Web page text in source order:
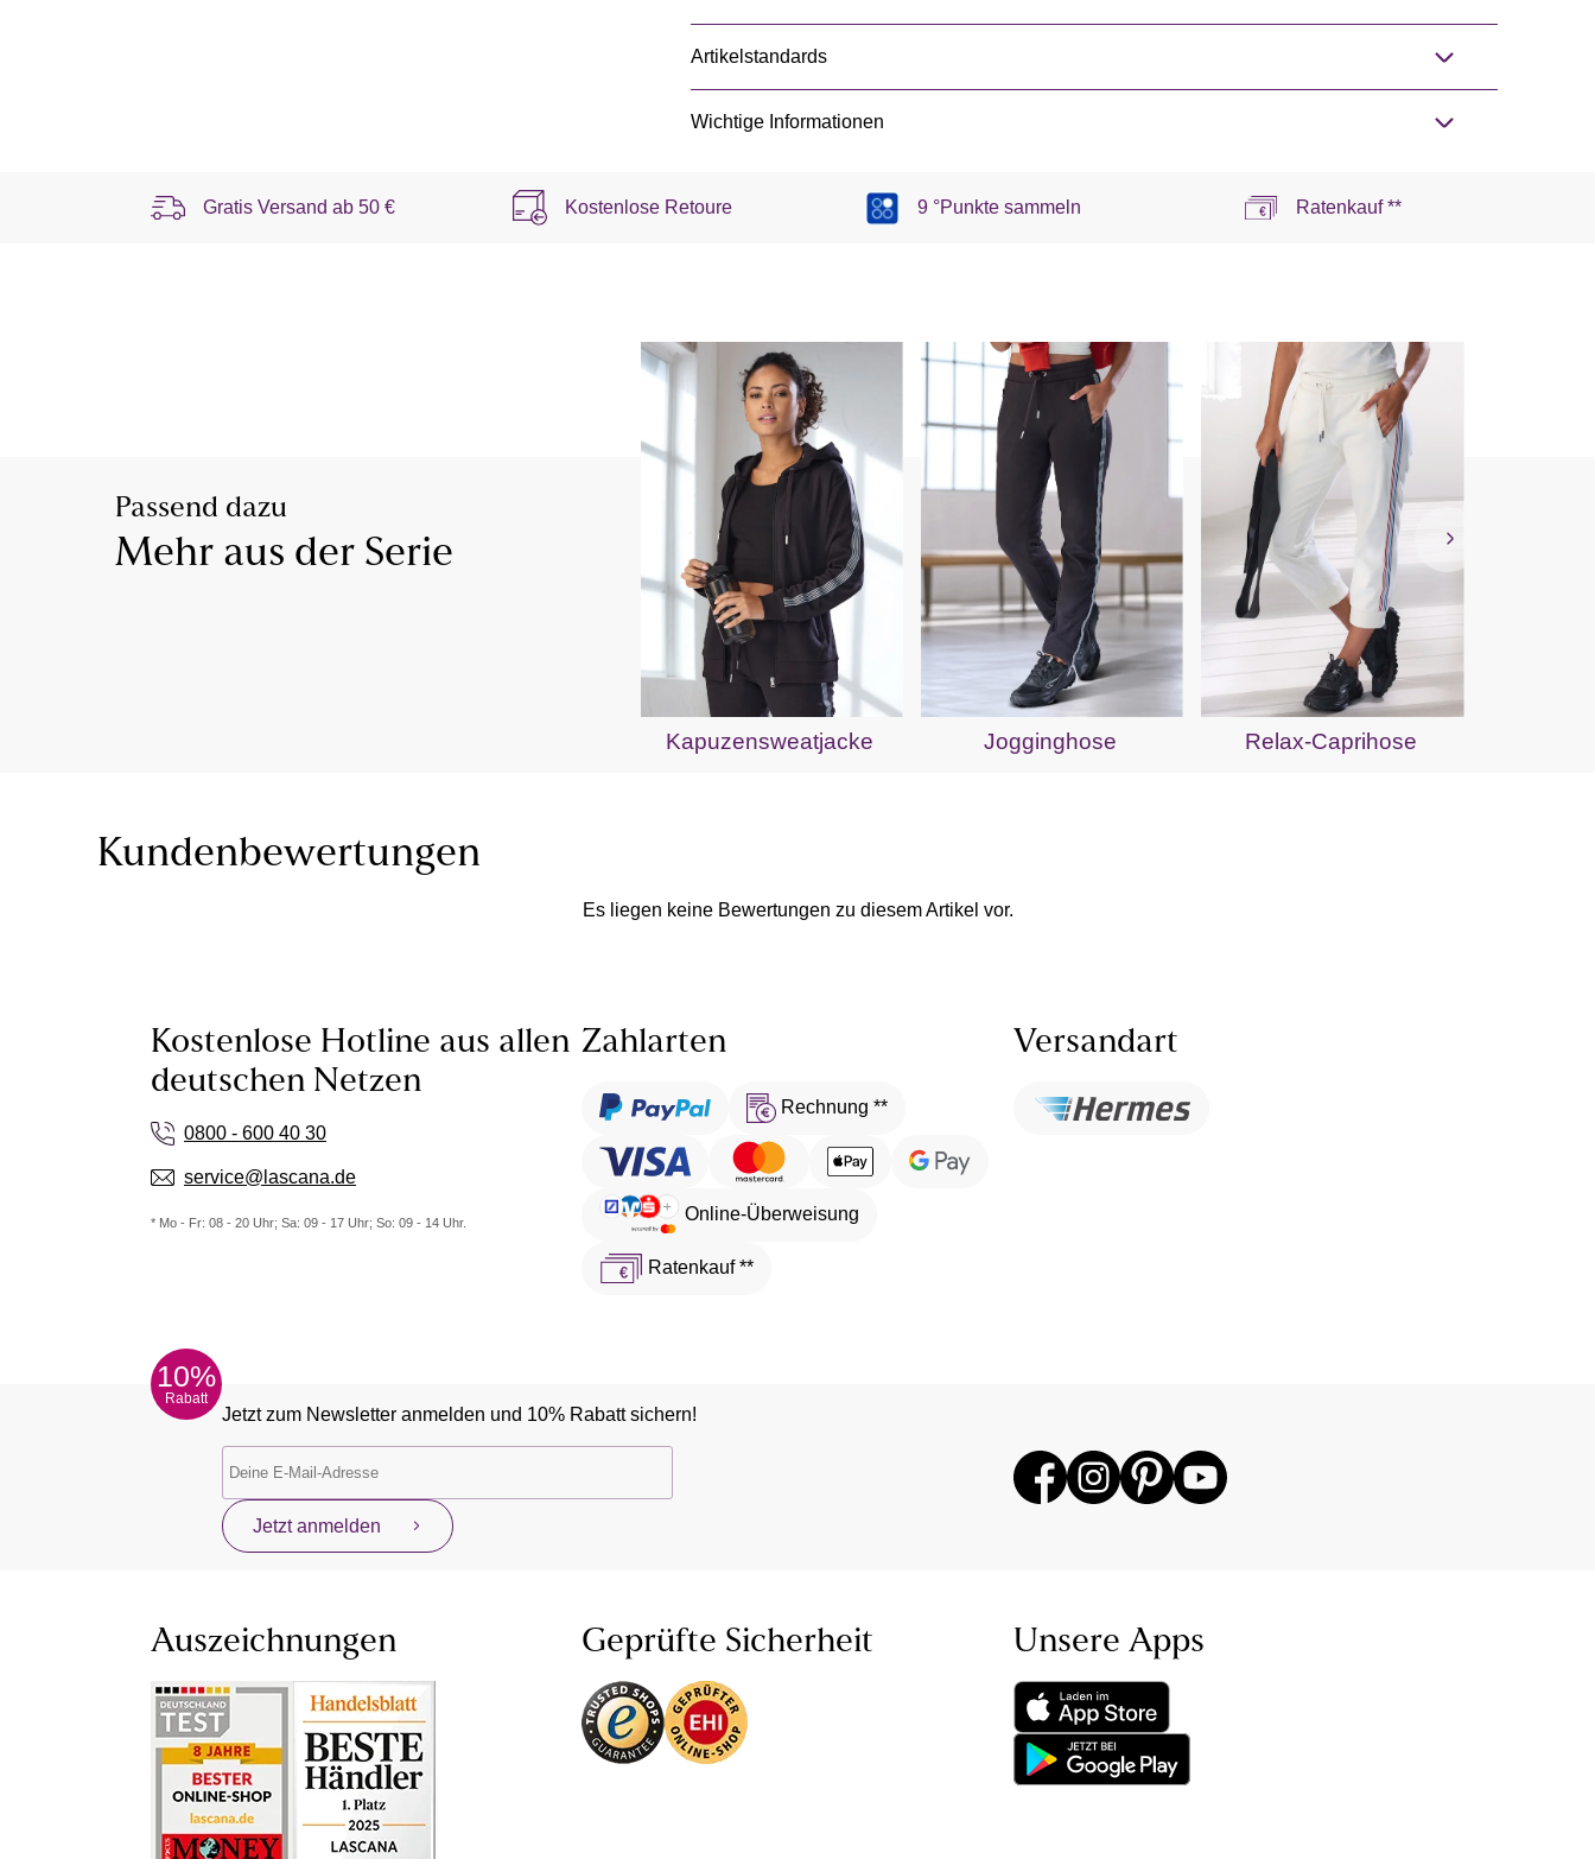
Artikelstandards
Wichtige Informationen
Gratis Versand ab 50 € Kostenlose Retoure 9 °Punkte sammeln Ratenkauf **
Passend dazu
Mehr aus der Serie
Kapuzensweatjacke Jogginghose Relax-Caprihose
Kundenbewertungen
Es liegen keine Bewertungen zu diesem Artikel vor.
Kostenlose Hotline aus allen
deutschen Netzen
0800 - 600 40 30
service@lascana.de
* Mo - Fr: 08 - 20 Uhr; Sa: 09 - 17 Uhr; So: 09 - 14 Uhr.
Zahlarten
Rechnung **
Online-Überweisung
Ratenkauf **
Versandart
10%
Rabatt
Jetzt zum Newsletter anmelden und 10% Rabatt sichern!
Jetzt anmelden
Auszeichnungen Geprüfte Sicherheit Unsere Apps